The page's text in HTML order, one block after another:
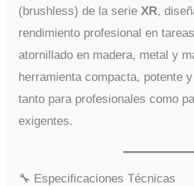
(brushless) de la serieXR,
rendimiento profesional en
atornillado en madera, metal y
herramienta compacta, potente
tanto para profesionales como
exigentes.
🔧 Especificaciones Técnicas